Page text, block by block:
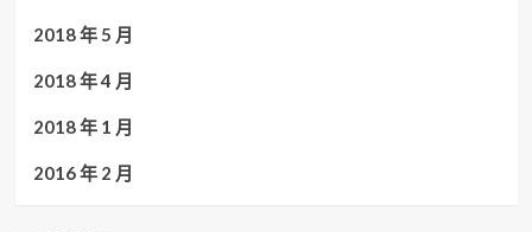
2018 年 5 月
2018 年 4 月
2018 年 1 月
2016 年 2 月